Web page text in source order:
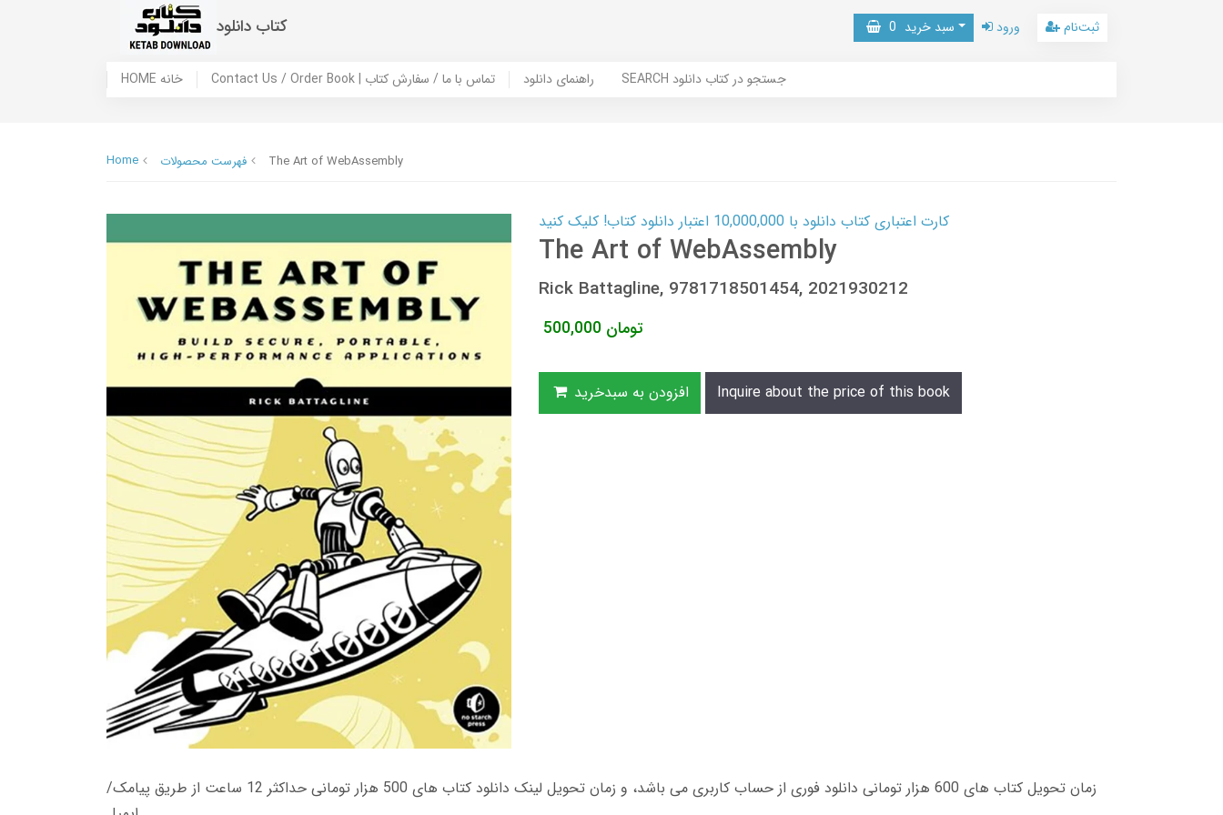
کتاب دانلود سبد خرید 0 ورود ثبت‌نام
HOME خانه Contact Us / Order Book | تماس با ما / سفارش کتاب راهنمای دانلود SEARCH جستجو در کتاب دانلود
Home فهرست محصولات The Art of WebAssembly
کارت اعتباری کتاب دانلود با 10,000,000 اعتبار دانلود کتاب! کلیک کنید
The Art of WebAssembly
Rick Battagline, 9781718501454, 2021930212
500,000 تومان
افزودن به سبدخرید Inquire about the price of this book
زمان تحویل کتاب های 600 هزار تومانی دانلود فوری از حساب کاربری می باشد، و زمان تحویل لینک دانلود کتاب های 500 هزار تومانی حداکثر 12 ساعت از طریق پیامک/